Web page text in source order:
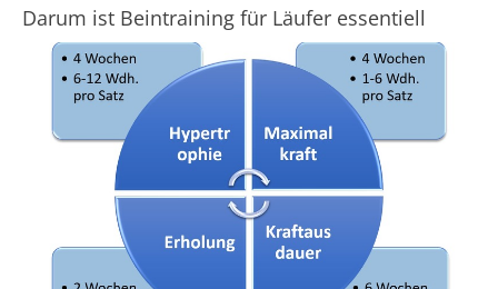
Darum ist Beintraining für Läufer essentiell